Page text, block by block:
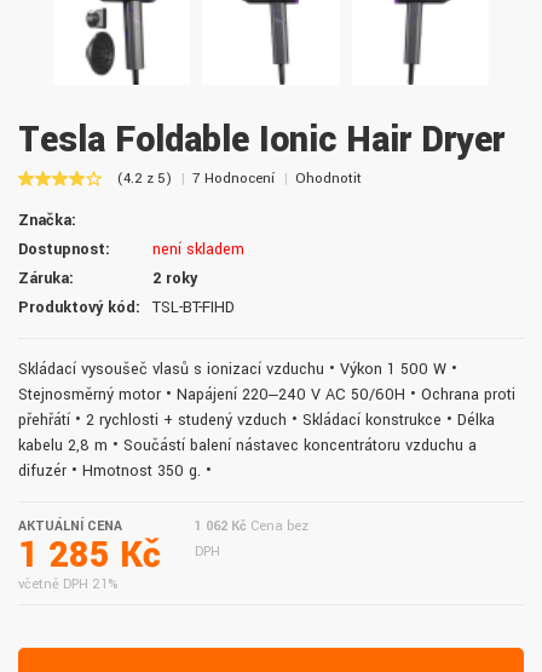
Tesla Foldable Ionic Hair Dryer
(4.2 z 5) 7 Hodnocení Ohodnotit
Značka:
Dostupnost:
není skladem
Záruka:
2 roky
Produktový kód:
TSL-BT-FIHD
Skládací vysoušeč vlasů s ionizací vzduchu • Výkon 1 500 W •
Stejnosměrný motor • Napájení 220‒240 V AC 50/60H • Ochrana proti
přehřátí • 2 rychlosti + studený vzduch • Skládací konstrukce • Délka
kabelu 2,8 m • Součástí balení nástavec koncentrátoru vzduchu a
difuzér • Hmotnost 350 g. •
AKTUÁLNÍ CENA
1 285 Kč
včetně DPH 21%
1 062 Kč Cena bez
DPH